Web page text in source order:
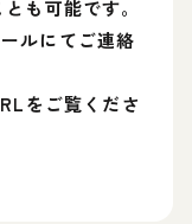
も可能です。
ルにてご連絡
をご覧くださ